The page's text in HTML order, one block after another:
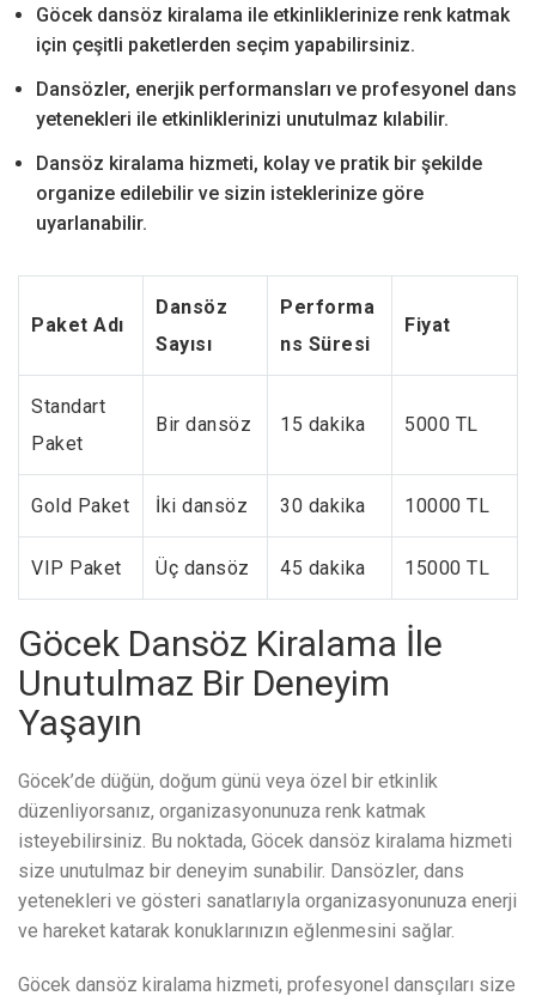
Göcek dansöz kiralama ile etkinliklerinize renk katmak
için çeşitli paketlerden seçim yapabilirsiniz.
Dansözler, enerjik performansları ve profesyonel dans
yetenekleri ile etkinliklerinizi unutulmaz kılabilir.
Dansöz kiralama hizmeti, kolay ve pratik bir şekilde
organize edilebilir ve sizin isteklerinize göre
uyarlanabilir.
Paket Adı
Dansöz
Sayısı
Performa
ns Süresi
Fiyat
Standart
Paket
Bir dansöz 15 dakika 5000 TL
Gold Paket İki dansöz 30 dakika 10000 TL
VIP Paket Üç dansöz 45 dakika 15000 TL
Göcek Dansöz Kiralama İle
Unutulmaz Bir Deneyim
Yaşayın
Göcek’de düğün, doğum günü veya özel bir etkinlik
düzenliyorsanız, organizasyonunuza renk katmak
isteyebilirsiniz. Bu noktada, Göcek dansöz kiralama hizmeti
size unutulmaz bir deneyim sunabilir. Dansözler, dans
yetenekleri ve gösteri sanatlarıyla organizasyonunuza enerji
ve hareket katarak konuklarınızın eğlenmesini sağlar.
Göcek dansöz kiralama hizmeti, profesyonel dansçıları size